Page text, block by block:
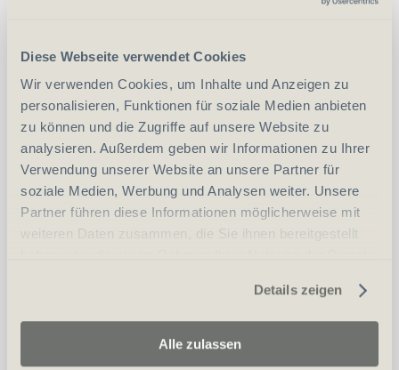
Diese Webseite verwendet Cookies
Wir verwenden Cookies, um Inhalte und Anzeigen zu
personalisieren, Funktionen für soziale Medien anbieten
zu können und die Zugriffe auf unsere Website zu
analysieren. Außerdem geben wir Informationen zu Ihrer
Verwendung unserer Website an unsere Partner für
soziale Medien, Werbung und Analysen weiter. Unsere
Partner führen diese Informationen möglicherweise mit
weiteren Daten zusammen, die Sie ihnen bereitgestellt
Details zeigen
Alle zulassen
vergleichen
- +
In den Warenkorb